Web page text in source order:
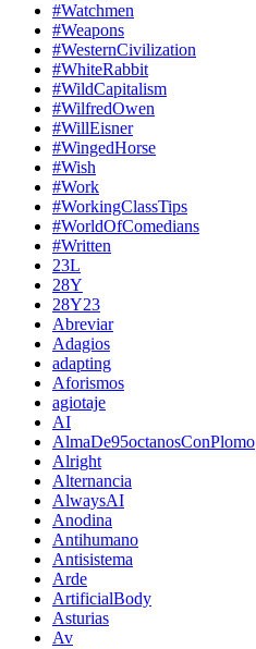
#Watchmen
#Weapons
#WesternCivilization
#WhiteRabbit
#WildCapitalism
#WilfredOwen
#WillEisner
#WingedHorse
#Wish
#Work
#WorkingClassTips
#WorldOfComedians
#Written
23L
28Y
28Y23
Abreviar
Adagios
adapting
Aforismos
agiotaje
AI
AlmaDe95octanosConPlomo
Alright
Alternancia
AlwaysAI
Anodina
Antihumano
Antisistema
Arde
ArtificialBody
Asturias
Av